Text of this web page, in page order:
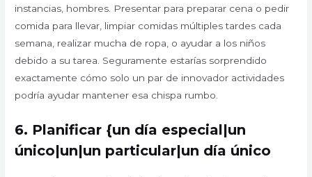
instancias, hombres. Presentar para preparar cena o pedir
comida para llevar, limpiar comidas múltiples tardes cada
semana, realizar mucha de ropa, o ayudar a los niños
debido a su tarea. Seguramente estarías sorprendido
exactamente cómo solo un par de innovador actividades
podría ayudar mantener esa chispa rumbo.
6. Planificar {un día especial|un
único|un|un particular|un día único